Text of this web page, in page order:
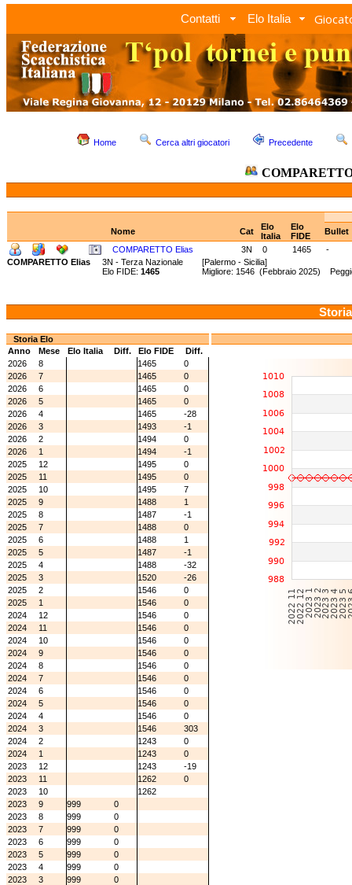
Contatti Elo Italia
Home Cerca altri giocatori Precedente
Nome Cat
Elo
Italia
Elo
FIDE
Bullet
COMPARETTO Elias
3N 0 1465
-
COMPARETTO Elias
3N - Terza Nazionale [Palermo - Sicilia]
Elo FIDE: 1465 Migliore: 1546 (Febbraio 2025)
Storia Elo
Anno
Mese Elo Italia Diff. Elo FIDE
Diff.
2026
8 1465
0
2026
7 1465
0
2026
6 1465
0
2026
5 1465
0
2026
4 1465
-28
2026
3 1493
-1
2026
2 1494
0
2026
1 1494
-1
2025
12 1495
0
2025
11 1495
0
2025
10 1495
7
2025
9 1488
1
2025
8 1487
-1
2025
7 1488
0
2025
6 1488
1
2025
5 1487
-1
2025
4 1488
-32
2025
3 1520
-26
2025
2 1546
0
2025
1 1546
0
2024
12 1546
0
2024
11 1546
0
2024
10 1546
0
2024
9 1546
0
2024
8 1546
0
2024
7 1546
0
2024
6 1546
0
2024
5 1546
0
2024
4 1546
0
2024
3 1546
303
2024
2 1243
0
2024
1 1243
0
2023
12 1243
-19
2023
11 1262
0
2023
10
1262
2023
9 999
0
2023
8 999
0
2023
7 999
0
2023
6 999
0
2023
5 999
0
2023
4 999
0
2023
3 999
0